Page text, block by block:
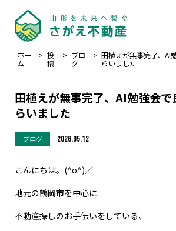
ホー
ム
> 投
稿
> ブロ
グ
> 田植えが無事完了、AI
らいました
田植えが無事完了、AI勉強会で
らいました
ブログ 2026.05.12
こんにちは。(^o^)／
地元の鶴岡市を中心に
不動産探しのお手伝いをしている、